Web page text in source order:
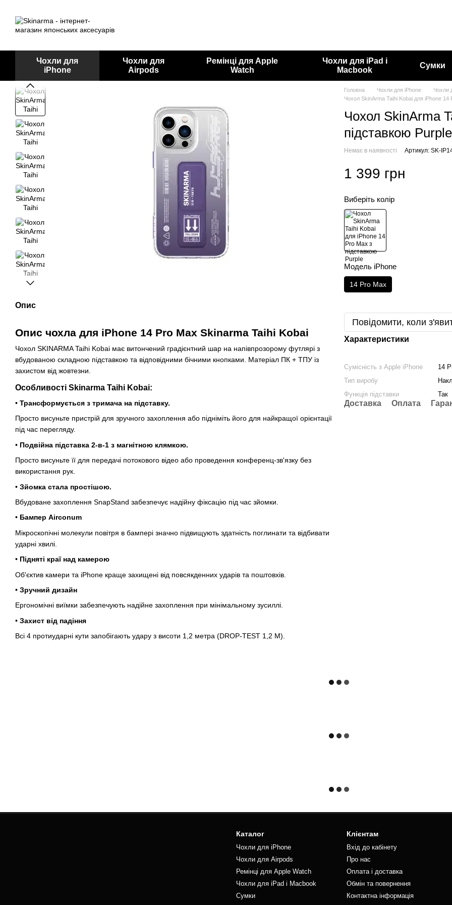
Чохли для
iPhone
Чохли для
Airpods
Ремінці для Apple
Watch
Чохли для iPad і
Macbook
Сумки
Опис
Опис чохла для iPhone 14 Pro Max Skinarma Taihi Kobai
Чохол SKINARMA Taihi Kobai має витончений градієнтний шар на напівпрозорому футлярі з
вбудованою складною підставкою та відповідними бічними кнопками. Матеріал ПК + ТПУ із
захистом від жовтезни.
Особливості Skinarma Taihi Kobai:
• Трансформується з тримача на підставку.
Просто висуньте пристрій для зручного захоплення або підніміть його для найкращої орієнтації
під час перегляду.
• Подвійна підставка 2-в-1 з магнітною клямкою.
Просто висуньте її для передачі потокового відео або проведення конференц-зв'язку без
використання рук.
• Зйомка стала простішою.
Вбудоване захоплення SnapStand забезпечує надійну фіксацію під час зйомки.
• Бампер Airconum
Мікроскопічні молекули повітря в бампері значно підвищують здатність поглинати та відбивати
ударні хвилі.
• Підняті краї над камерою
Об'єктив камери та iPhone краще захищені від повсякденних ударів та поштовхів.
• Зручний дизайн
Ергономічні виїмки забезпечують надійне захоплення при мінімальному зусиллі.
• Захист від падіння
Всі 4 протиударні кути запобігають удару з висоти 1,2 метра (DROP-TEST 1,2 M).
Головна Чохли для iPhone
Чохли
Чохол SkinArma Taihi Kobai для iPhone 14
Чохол SkinArma
підставкою Purple
Немає в наявності Артикул: SK-
1 399 грн
Виберіть колір
Модель iPhone
14 Pro Max
Повідомити, коли
Характеристики
Сумісність з Apple iPhone
14
Тип виробу
Функція підставки
Так
Доставка Оплата
Каталог
Чохли для iPhone
Чохли для Airpods
Ремінці для Apple Watch
Чохли для iPad і Macbook
Сумки
Клієнтам
Вхід до кабінету
Про нас
Оплата і доставка
Обмін та повернення
Контактна інформація